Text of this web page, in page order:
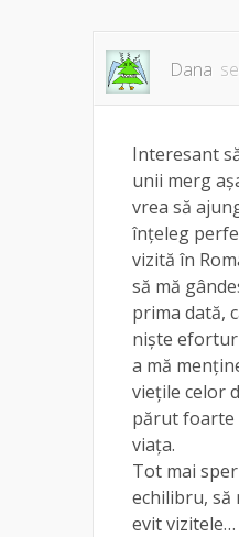
Dana
Interesant
unii merg
vrea să
înțeleg
vizită în
să mă
prima dată,
niște
a mă
viețile celor
părut foarte
viața.
Tot mai
echilibru, să
evit vizitele…